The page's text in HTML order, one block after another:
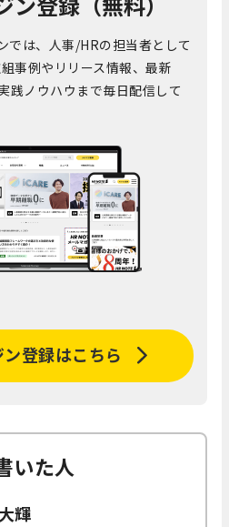
では、人事/HRの担当者として
事例やリリース情報、最新
践ノウハウまで毎日配信して
登録はこちら
いた人
輝